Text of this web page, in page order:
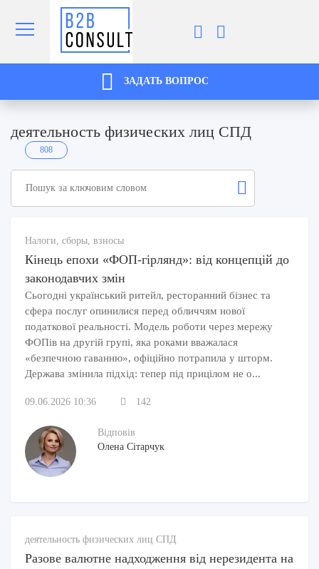
ЗАДАТЬ ВОПРОС
деятельность физических лиц СПД
808
Налоги, сборы, взносы
Кінець епохи «ФОП-гірлянд»: від концепцій до
законодавчих змін
Сьогодні український ритейл, ресторанний бізнес та
сфера послуг опинилися перед обличчям нової
податкової реальності. Модель роботи через мережу
ФОПів на другій групі, яка роками вважалася
«безпечною гаванню», офіційно потрапила у шторм.
Держава змінила підхід: тепер під прицілом не о...
09.06.2026 10:36 142
Відповів
Олена Сітарчук
деятельность физических лиц СПД
Разове валютне надходження від нерезидента на